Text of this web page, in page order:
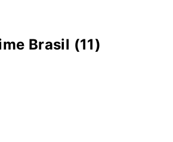
Brasil (11)